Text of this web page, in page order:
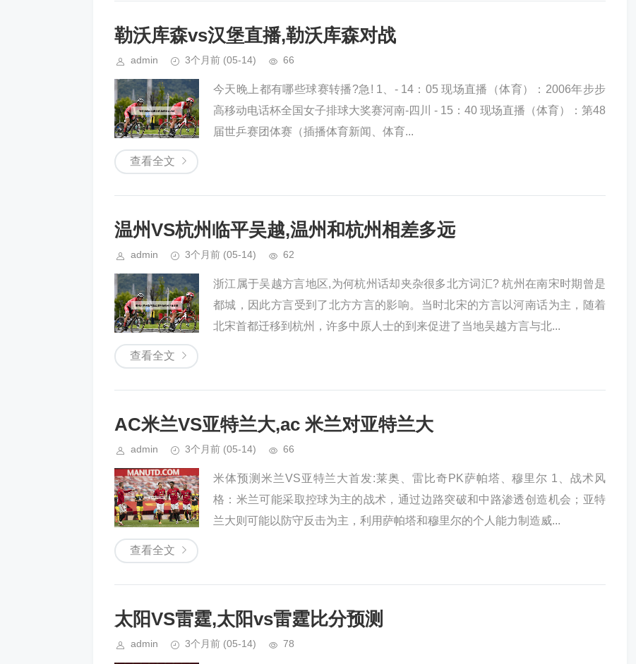
勒沃库森vs汉堡直播,勒沃库森对战
admin 3个月前 (05-14) 66
今天晚上都有哪些球赛转播?急! 1、- 14：05 现场直播（体育）：2006年步步
高移动电话杯全国女子排球大奖赛河南-四川 - 15：40 现场直播（体育）：第48
届世乒赛团体赛（插播体育新闻、体育...
查看全文
温州VS杭州临平吴越,温州和杭州相差多远
admin 3个月前 (05-14) 62
浙江属于吴越方言地区,为何杭州话却夹杂很多北方词汇? 杭州在南宋时期曾是
都城，因此方言受到了北方方言的影响。当时北宋的方言以河南话为主，随着
北宋首都迁移到杭州，许多中原人士的到来促进了当地吴越方言与北...
查看全文
AC米兰VS亚特兰大,ac 米兰对亚特兰大
admin 3个月前 (05-14) 66
米体预测米兰VS亚特兰大首发:莱奥、雷比奇PK萨帕塔、穆里尔 1、战术风
格：米兰可能采取控球为主的战术，通过边路突破和中路渗透创造机会；亚特
兰大则可能以防守反击为主，利用萨帕塔和穆里尔的个人能力制造威...
查看全文
太阳VS雷霆,太阳vs雷霆比分预测
admin 3个月前 (05-14) 78